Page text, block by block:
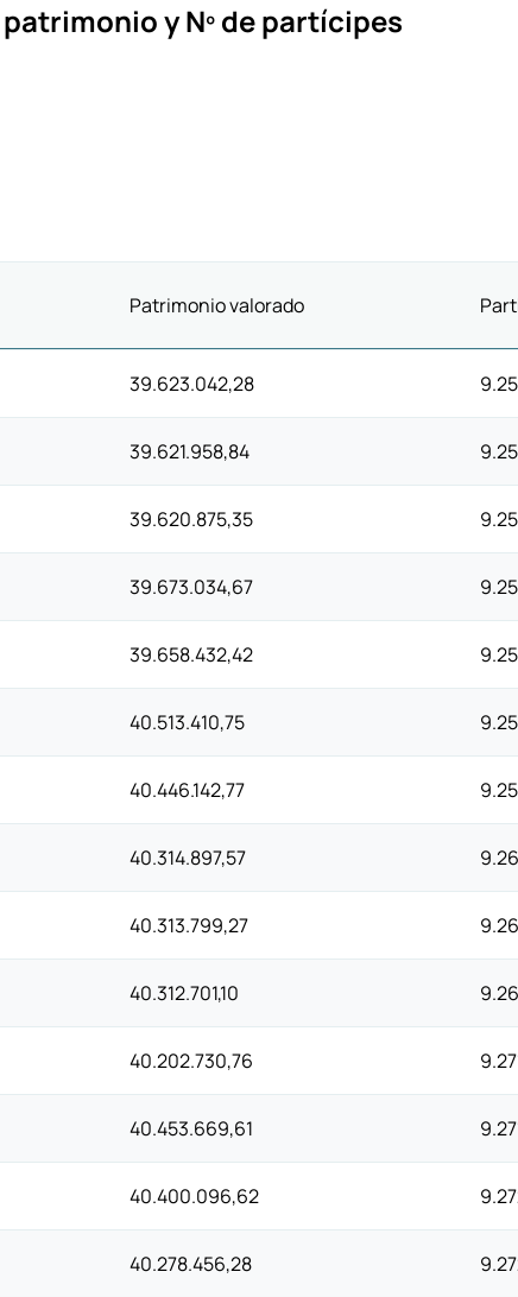
y Nº de partícipes